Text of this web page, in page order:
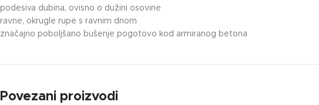
podesiva dubina, ovisno o dužini osovine
ravne, okrugle rupe s ravnim dnom
značajno poboljšano bušenje pogotovo kod armiranog betona
Povezani proizvodi